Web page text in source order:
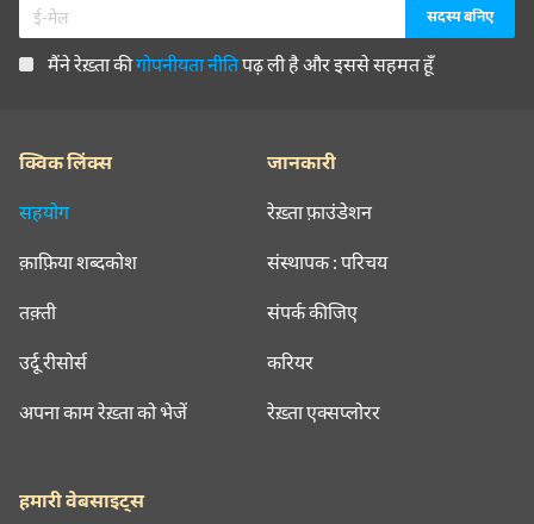
मैंने रेख़्ता कीगोपनीयता नीतिपढ़ ली है और इससे सहमत हूँ
क्विक लिंक्स
सहयोग
क़ाफ़िया शब्दकोश
तक़्ती
उर्दू रीसोर्स
अपना काम रेख़्ता को भेजें
जानकारी
रेख़्ता फ़ाउंडेशन
संस्थापक : परिचय
संपर्क कीजिए
करियर
रेख़्ता एक्सप्लोरर
हमारी वेबसाइट्स